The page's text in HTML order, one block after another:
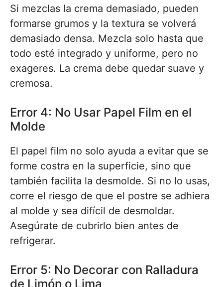
Si mezclas la crema demasiado, pueden
formarse grumos y la textura se volverá
demasiado densa. Mezcla solo hasta que
todo esté integrado y uniforme, pero no
exageres. La crema debe quedar suave y
cremosa.
Error 4: No Usar Papel Film en el
Molde
El papel film no solo ayuda a evitar que se
forme costra en la superficie, sino que
también facilita la desmolde. Si no lo usas,
corre el riesgo de que el postre se adhiera
al molde y sea difícil de desmoldar.
Asegúrate de cubrirlo bien antes de
refrigerar.
Error 5: No Decorar con Ralladura
de Limón o Lima